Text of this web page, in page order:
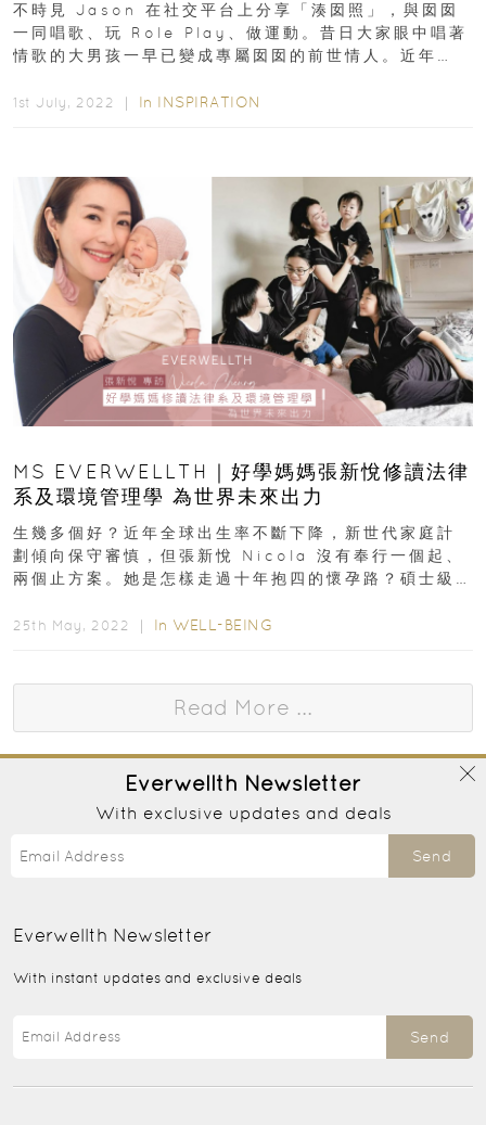
不時見 Jason 在社交平台上分享「湊囡照」，與囡囡
一同唱歌、玩 Role Play、做運動。昔日大家眼中唱著
情歌的大男孩一早已變成專屬囡囡的前世情人。近年
1st July, 2022 ｜ In INSPIRATION
MS EVERWELLTH｜好學媽媽張新悅修讀法律
系及環境管理學 為世界未來出力
生幾多個好？近年全球出生率不斷下降，新世代家庭計
劃傾向保守審慎，但張新悅 Nicola 沒有奉行一個起、
兩個止方案。她是怎樣走過十年抱四的懷孕路？碩士級
25th May, 2022 ｜ In WELL-BEING
Read More ...
Everwellth Newsletter
With exclusive updates and deals
Send
Everwellth Newsletter
With instant updates and exclusive deals
Send